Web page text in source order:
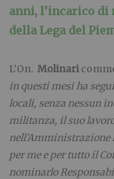
anni, l’incarico di
della Lega del
L’On.Molinari
in questi mesi ha
locali, senza nessun
militanza, il suo
nell’Amministrazione
per me e per tutto il
nominarlo